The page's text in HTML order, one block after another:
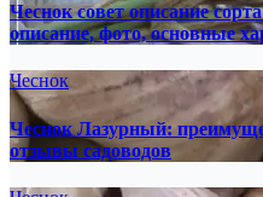
Чеснок совет описание
описание, фото, основные
Чеснок
Чеснок Лазурный:
отзывы садоводов